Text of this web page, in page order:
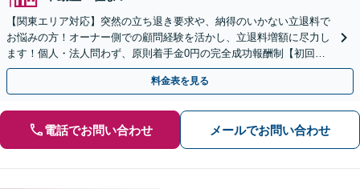
【関東エリア対応】突然の立ち退き要求や、納得のいかない立退料で
お悩みの方！オーナー側での顧問経験を活かし、立退料増額に尽力し
ます！個人・法人問わず、原則着手金0円の完全成功報酬制【初回相
談30分無料】【オンライン対応可】【夜間休日相談可】
料金表を見る
電話でお問い合わせ メールでお問い合わせ